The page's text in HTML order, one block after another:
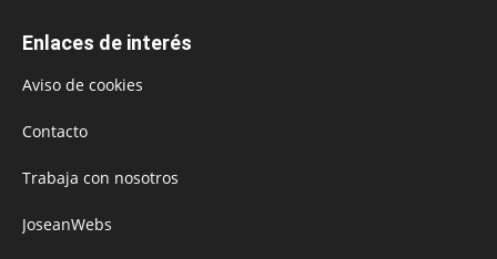
Enlaces de interés
Aviso de cookies
Contacto
Trabaja con nosotros
JoseanWebs